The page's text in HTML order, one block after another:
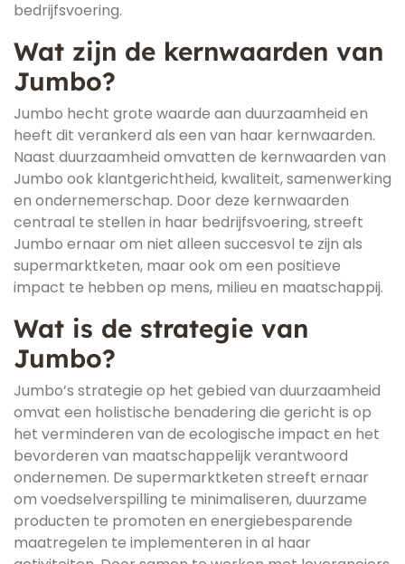
bedrijfsvoering.
Wat zijn de kernwaarden van
Jumbo?
Jumbo hecht grote waarde aan duurzaamheid en
heeft dit verankerd als een van haar kernwaarden.
Naast duurzaamheid omvatten de kernwaarden van
Jumbo ook klantgerichtheid, kwaliteit, samenwerking
en ondernemerschap. Door deze kernwaarden
centraal te stellen in haar bedrijfsvoering, streeft
Jumbo ernaar om niet alleen succesvol te zijn als
supermarktketen, maar ook om een positieve
impact te hebben op mens, milieu en maatschappij.
Wat is de strategie van
Jumbo?
Jumbo’s strategie op het gebied van duurzaamheid
omvat een holistische benadering die gericht is op
het verminderen van de ecologische impact en het
bevorderen van maatschappelijk verantwoord
ondernemen. De supermarktketen streeft ernaar
om voedselverspilling te minimaliseren, duurzame
producten te promoten en energiebesparende
maatregelen te implementeren in al haar